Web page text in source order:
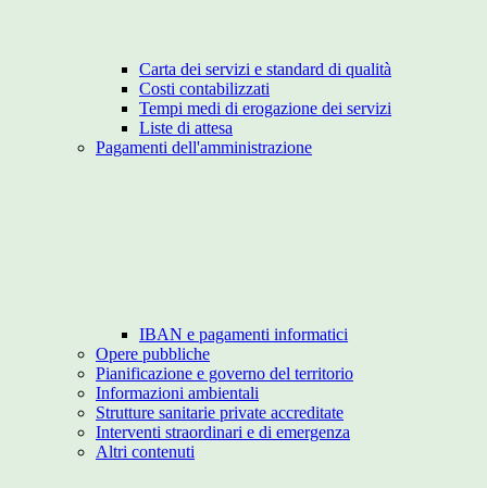
Carta dei servizi e standard di qualità
Costi contabilizzati
Tempi medi di erogazione dei servizi
Liste di attesa
Pagamenti dell'amministrazione
IBAN e pagamenti informatici
Opere pubbliche
Pianificazione e governo del territorio
Informazioni ambientali
Strutture sanitarie private accreditate
Interventi straordinari e di emergenza
Altri contenuti